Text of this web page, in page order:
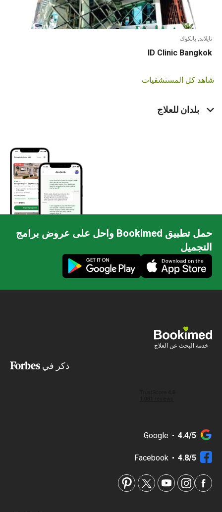
تايلاند, بانكوك
ID Clinic Bangkok
شاهد كل المستشفيات
بلدان للعلاج
حمل تطبيق Bookimed واحل على عروض برامج
التجميل
خدمة البحث عن العلاج
ذكر في
4.4/5
Google
4.8/5
Facebook